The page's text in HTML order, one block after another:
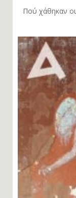
Πού χάθηκαν